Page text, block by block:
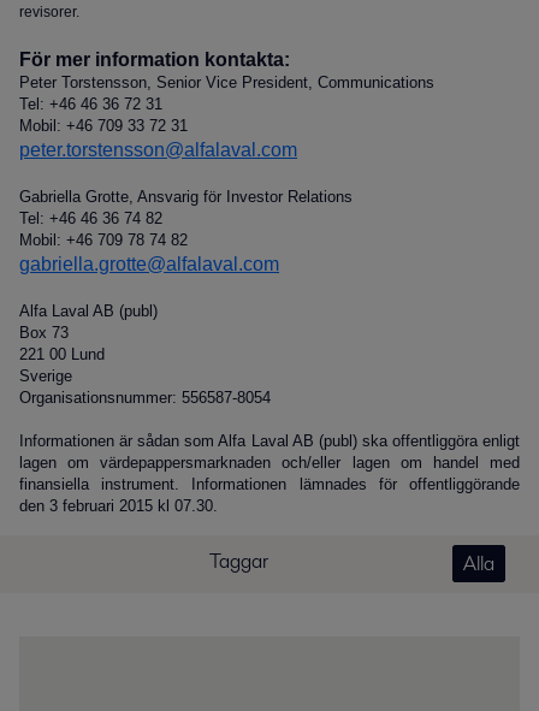
revisorer.
För mer information kontakta:
Peter Torstensson, Senior Vice President, Communications
Tel: +46 46 36 72 31
Mobil: +46 709 33 72 31
peter.torstensson@alfalaval.com
Gabriella Grotte, Ansvarig för Investor Relations
Tel: +46 46 36 74 82
Mobil: +46 709 78 74 82
gabriella.grotte@alfalaval.com
Alfa Laval AB (publ)
Box 73
221 00 Lund
Sverige
Organisationsnummer: 556587-8054
Informationen är sådan som Alfa Laval AB (publ) ska offentliggöra enligt
lagen om värdepappersmarknaden och/eller lagen om handel med
finansiella instrument. Informationen lämnades för offentliggörande
den 3 februari 2015 kl 07.30.
Taggar Alla